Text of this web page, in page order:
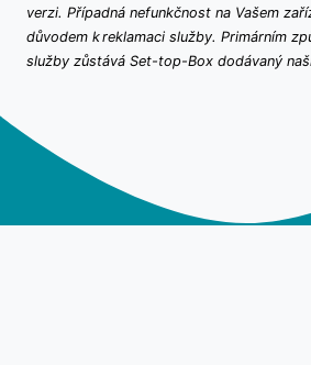
verzi. Případná nefunkčnost na Vašem
důvodem k reklamaci služby. Primárním
služby zůstává Set-top-Box dodávaný